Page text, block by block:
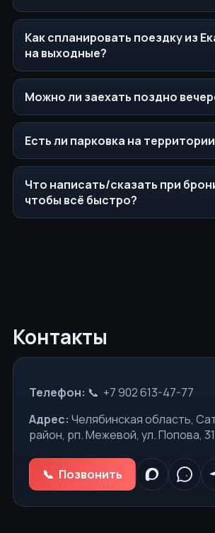
Как спланировать поездку из
на выходные?
Можно ли заехать поздно
Есть ли парковка на
Что написать/сказать при
чтобы всё быстро?
Контакты
Телефон:
+7 902 613-47-77
Адрес: Челябинская область,
район, рп. Межевой, ул. Попова, 31
Позвонить